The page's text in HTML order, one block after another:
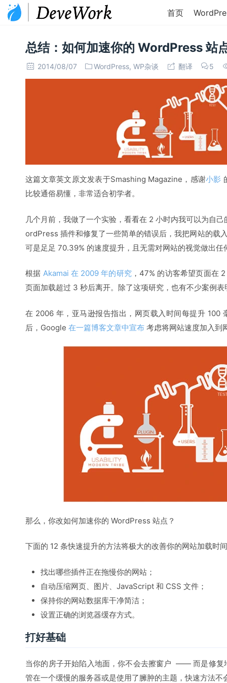
首页
总结：如何加速你的 WordPress 站
2014/08/07 WordPress,WP杂谈 翻译 5
这篇文章英文原文发表于Smashing Magazine，感谢小影
比较通俗易懂，非常适合初学者。
几个月前，我做了一个实验，看看在 2 小时内我可以为自
ordPress 插件和修复了一些简单的错误后，我把网站的载
可是足足 70.39% 的速度提升，且无需对网站的视觉做出任
根据 Akamai 在 2009 年的研究 ，47% 的访客希望页面在
页面加载超过 3 秒后离开。除了这项研究，也有不少案例
在 2006 年，亚马逊报告指出，网页载入时间每提升 100
后，Google 在一篇博客文章中宣布 考虑将网站速度加入到
那么，你改如何加速你的 WordPress 站点？
下面的 12 条快速提升的方法将极大的改善你的网站加载时
找出哪些插件正在拖慢你的网站；
自动压缩网页、图片、JavaScript 和 CSS 文件；
保持你的网站数据库干净简洁；
设置正确的浏览器缓存方式。
打好基础
当你的房子开始陷入地面，你不会去擦窗户 —— 而是修复
管在一个缓慢的服务器或是使用了臃肿的主题，快速方法不